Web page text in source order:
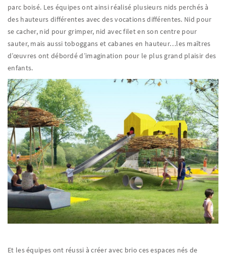
parc boisé. Les équipes ont ainsi réalisé plusieurs nids perchés à
des hauteurs différentes avec des vocations différentes. Nid pour
se cacher, nid pour grimper, nid avec filet en son centre pour
sauter, mais aussi toboggans et cabanes en hauteur…les maîtres
d’œuvres ont débordé d’imagination pour le plus grand plaisir des
enfants.
Et les équipes ont réussi à créer avec brio ces espaces nés de